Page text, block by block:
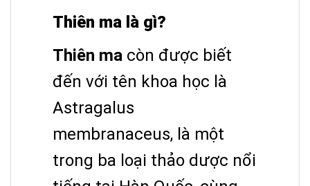
Thiên ma là gì?
Thiên ma còn được biết
đến với tên khoa học là
Astragalus
membranaceus, là một
trong ba loại thảo dược nổi